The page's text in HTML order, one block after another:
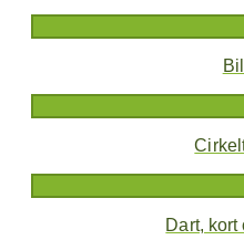
Dart, kort